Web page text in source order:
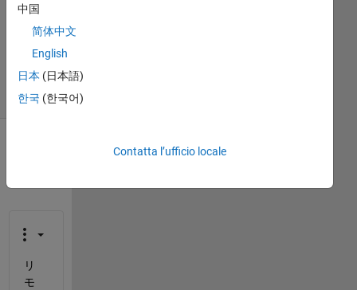
Aggiornato
30 Nov
Visualizzazioni
(30 giorni)
リ
モ
中国
简体中文
English
日本 (日本語)
한국 (한국어)
Contatta l’ufficio locale